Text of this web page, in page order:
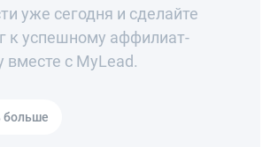
уже сегодня и сделайте
к успешному аффилиат-
вместе с MyLead.
больше